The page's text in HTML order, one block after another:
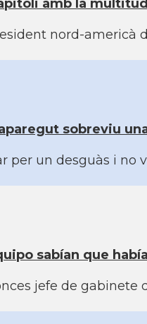
amb la
nord-
sobreviu
per un desguàs i no
sabí­an que
jefe de